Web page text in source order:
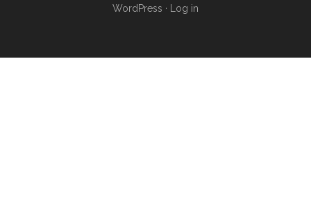
WordPress · Log in